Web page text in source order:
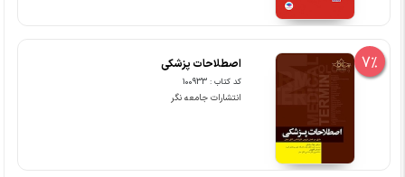
7% اصطلاحات پزشکی
کد کتاب : 100933
انتشارات جامعه نگر